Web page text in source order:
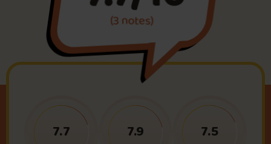
Foire aux questions
(3 notes)
7.7 7.9 7.5